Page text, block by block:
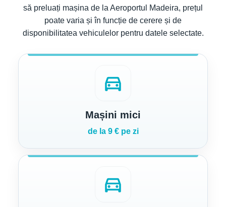
să preluați mașina de la Aeroportul Madeira, prețul
poate varia și în funcție de cerere și de
disponibilitatea vehiculelor pentru datele selectate.
directions_car
Mașini mici
de la 9 € pe zi
directions_car